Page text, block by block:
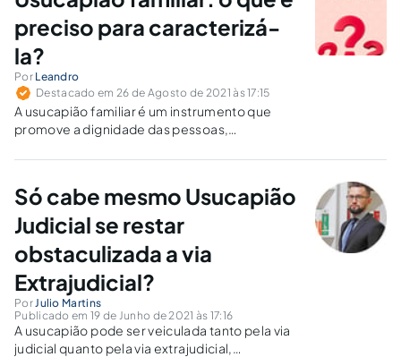
preciso para caracterizá-
la?
Por Leandro
Destacado em 26 de Agosto de 2021 às 17:15
A usucapião familiar é um instrumento que
promove a dignidade das pessoas,
quando privilegia a função social da
foi compelido a assumir sozinho os deveres de
assistência da entidade familiar.
Só cabe mesmo Usucapião
Judicial se restar
obstaculizada a via
Extrajudicial?
Por Julio Martins
Publicado em 19 de Junho de 2021 às 17:16
A usucapião pode ser veiculada tanto pela via
judicial quanto pela via extrajudicial,